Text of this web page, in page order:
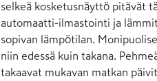
selkeä kosketusnäyttö pitävät
automaatti-ilmastointi ja
sopivan lämpötilan.
niin edessä kuin takana.
takaavat mukavan matkan